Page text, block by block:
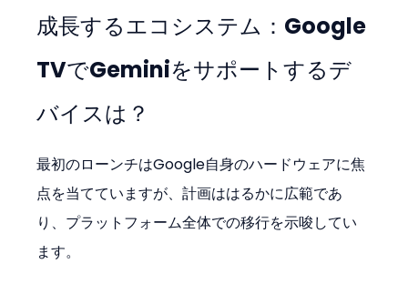
成長するエコシステム：Google
TVでGeminiをサポートするデ
バイスは？
最初のローンチはGoogle自身のハードウェアに焦
点を当てていますが、計画ははるかに広範であ
り、プラットフォーム全体での移行を示唆してい
ます。